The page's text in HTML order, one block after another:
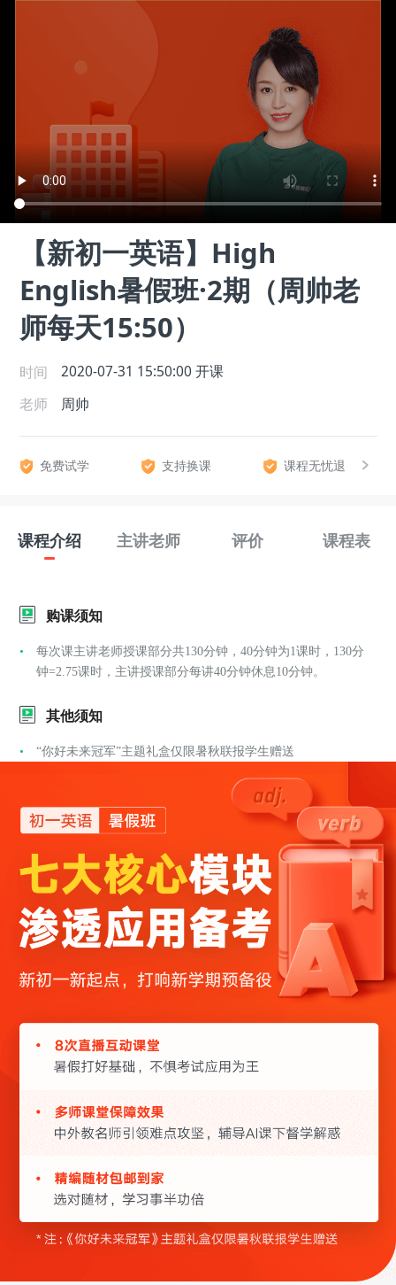
【新初一英语】High
English暑假班·2期（周帅老
师每天15:50）
时间 2020-07-31 15:50:00 开课
老师
周帅
免费试学 支持换课 课程无忧退
课程介绍 主讲老师 评价 课程表
购课须知
每次课主讲老师授课部分共130分钟，40分钟为1课时，130分
钟=2.75课时，主讲授课部分每讲40分钟休息10分钟。
其他须知
“你好未来冠军”主题礼盒仅限暑秋联报学生赠送